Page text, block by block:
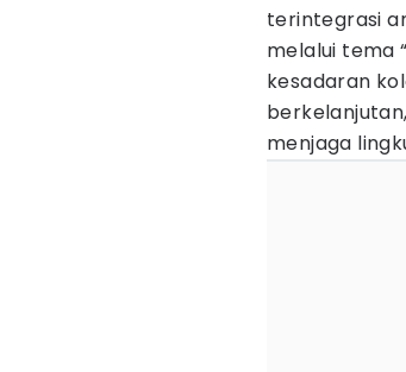
terintegrasi
melalui tema
kesadaran
menjaga